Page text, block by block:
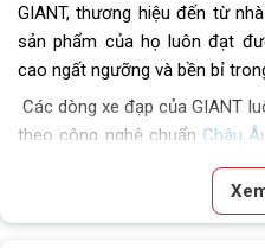
GIANT, thương hiệu đến từ
sản phẩm của họ luôn đạt
cao ngất ngưỡng và bền bỉ
Các dòng xe đạp của GIANT
theo công nghệ chuẩn Châu
phẩm lên làm đầu để phục
thương hiệu để nhận được sự
Xe Đạp Địa Hình GIANT